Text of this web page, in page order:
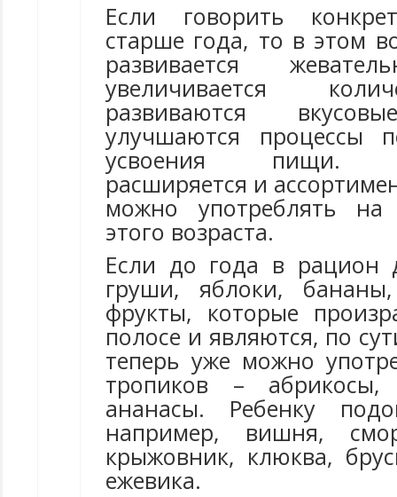
Если говорить
старше года, то в этом
развивается
увеличивается
развиваются
улучшаются процессы
усвоения пищи.
расширяется и
можно употреблять на
этого возраста.
Если до года в рацион
груши, яблоки,
фрукты, которые
полосе и являются, по
теперь уже можно
тропиков – абрикосы,
ананасы. Ребенку
например, вишня,
крыжовник, клюква,
ежевика.